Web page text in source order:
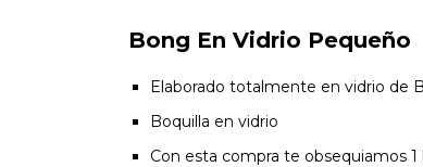
Bong En Vidrio Pequeño
Elaborado totalmente en vidrio de
Boquilla en vidrio
Con esta compra te obsequiamos 1